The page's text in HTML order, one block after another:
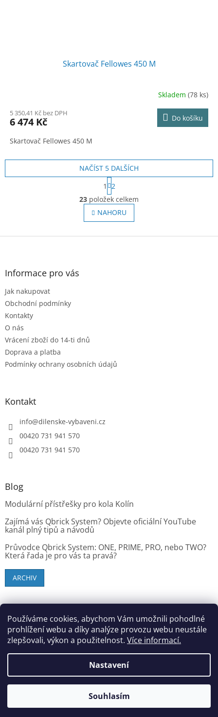
Používáme cookies, abychom Vám umožnili pohodlné
prohlížení webu a díky analýze provozu webu neustále
zlepšovali, výkon a použitelnost. Více informací.
Nastavení
Souhlasím
Skartovač Fellowes 450 M
Skladem (78 ks)
5 350,41 Kč bez DPH
6 474 Kč Do košíku
Skartovač Fellowes 450 M
O
v
l
á
u
NAČÍST 5 DALŠÍCH
S
t
r
á
n
k
v
1
2
23 položek celkem
NAHORU
Z
Informace pro vás
Jak nakupovat
Obchodní podmínky
Kontakty
O nás
Vrácení zboží do 14-ti dnů
Doprava a platba
Podmínky ochrany osobních údajů
Kontakt
info@dilenske-vybaveni.cz
00420 731 941 570
00420 731 941 570
Blog
Modulární přístřešky pro kola Kolín
Zajímá vás Qbrick System? Objevte oficiální YouTube
kanál plný tipů a návodů
Průvodce Qbrick System: ONE, PRIME, PRO, nebo TWO?
Která řada je pro vás ta pravá?
ARCHIV
práva vyhrazena.